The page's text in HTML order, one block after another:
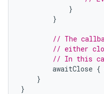
}
}
// The
// either
// In this
awaitClose {
}
}